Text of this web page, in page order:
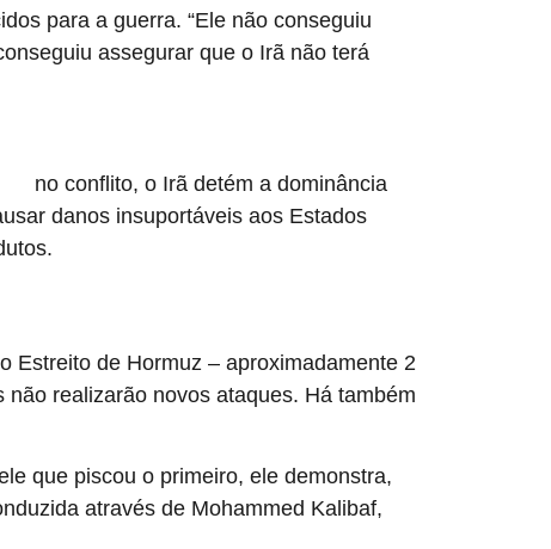
para a guerra. “Ele não conseguiu
assegurar que o Irã não terá
no conflito, o Irã detém a dominância
danos insuportáveis aos Estados
Estreito de Hormuz – aproximadamente 2
realizarão novos ataques. Há também
que piscou o primeiro, ele demonstra,
através de Mohammed Kalibaf,